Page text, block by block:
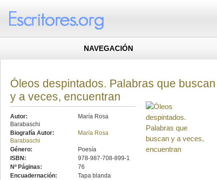
NAVEGACIÓN
Óleos despintados. Palabras que buscan
y a veces, encuentran
Autor:
María Rosa
Barabaschi
Biografía Autor:
María Rosa
Barabaschi
Género:
Poesía
ISBN:
978-987-708-899-1
Nº Páginas:
76
Encuadernación:
Tapa blanda